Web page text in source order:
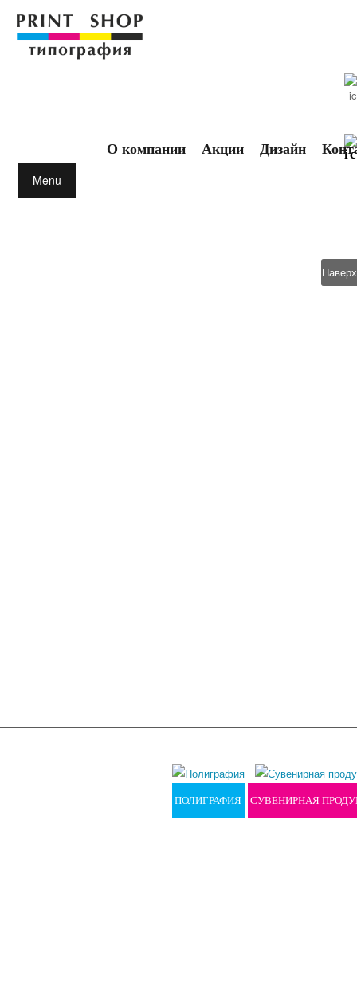
О компании Акции Дизайн
Menu
ПОЛИГРАФИЯ СУВЕНИРНАЯ
Наверх